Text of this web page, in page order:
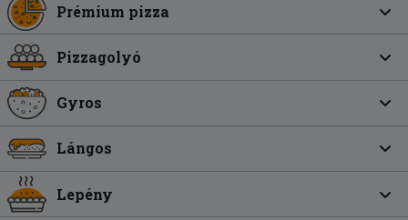
Prémium pizza
Pizzagolyó
Gyros
Lángos
Lepény